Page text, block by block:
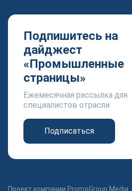
Подпишитесь на
дайджест
«Промышленные
страницы»
Ежемесячная рассылка для
специалистов отрасли
Подписаться
Проект компании PromoGroup Media.